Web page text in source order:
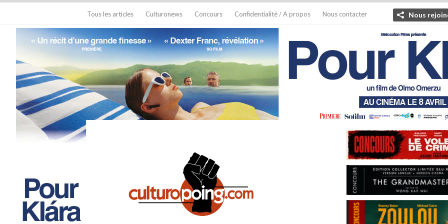
Tous les articles Culturonews Concours Confidentialité / A propos Nous contacter Nous